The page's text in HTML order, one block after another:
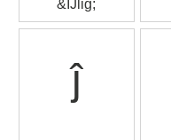
&IJlig;
ĵ